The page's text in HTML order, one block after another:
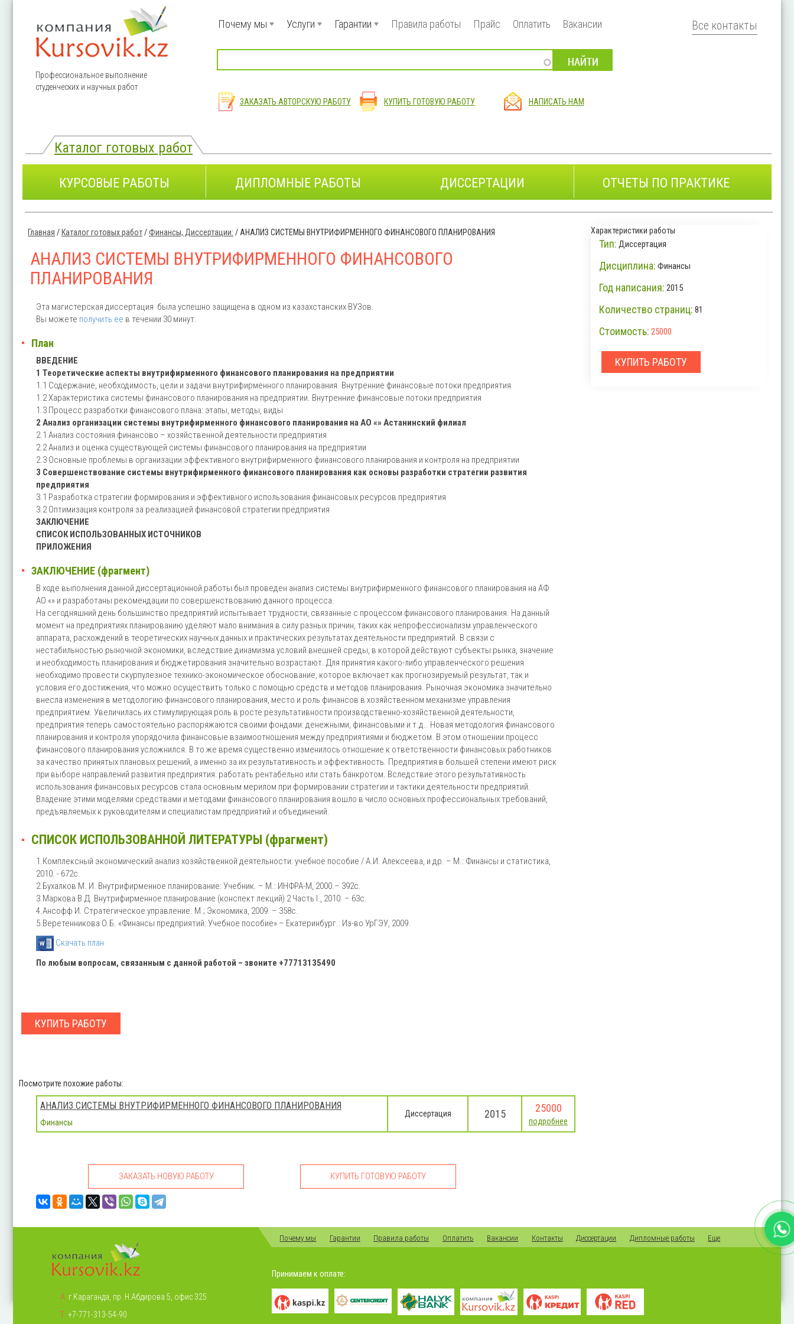
Профессиональное выполнение
студенческих и научных работ
Почему мы Услуги Гарантии Правила работы Прайс Оплатить Вакансии
ЗАКАЗАТЬ АВТОРСКУЮ РАБОТУ КУПИТЬ ГОТОВУЮ РАБОТУ НАПИСАТЬ НАМ
Все контакты
Каталог готовых работ
КУРСОВЫЕ РАБОТЫ ДИПЛОМНЫЕ РАБОТЫ ДИССЕРТАЦИИ ОТЧЕТЫ ПО ПРАКТИКЕ
Главная / Каталог готовых работ/Финансы, Диссертации: / АНАЛИЗ СИСТЕМЫ ВНУТРИФИРМЕННОГО ФИНАНСОВОГО ПЛАНИРОВАНИЯ
АНАЛИЗ СИСТЕМЫ ВНУТРИФИРМЕННОГО ФИНАНСОВОГО
ПЛАНИРОВАНИЯ
Эта магистерская диссертация была успешно защищена в одном из казахстанских ВУЗов.
Вы можете получить ее в течении 30 минут.
План
ВВЕДЕНИЕ
1 Теоретические аспекты внутрифирменного финансового планирования на предприятии
1.1 Содержание, необходимость, цели и задачи внутрифирменного планирования. Внутренние финансовые потоки предприятия
1.2 Характеристика системы финансового планирования на предприятии. Внутренние финансовые потоки предприятия
1.3 Процесс разработки финансового плана: этапы, методы, виды
2 Анализ организации системы внутрифирменного финансового планирования на АО «» Астанинский филиал
2.1 Анализ состояния финансово – хозяйственной деятельности предприятия
2.2 Анализ и оценка существующей системы финансового планирования на предприятии
2.3 Основные проблемы в организации эффективного внутрифирменного финансового планирования и контроля на предприятии
3 Совершенствование системы внутрифирменного финансового планирования как основы разработки стратегии развития
предприятия
3.1 Разработка стратегии формирования и эффективного использования финансовых ресурсов предприятия
3.2 Оптимизация контроля за реализацией финансовой стратегии предприятия
ЗАКЛЮЧЕНИЕ
СПИСОК ИСПОЛЬЗОВАННЫХ ИСТОЧНИКОВ
ПРИЛОЖЕНИЯ
ЗАКЛЮЧЕНИЕ (фрагмент)
В ходе выполнения данной диссертационной работы был проведен анализ системы внутрифирменного финансового планирования на АФ
АО «» и разработаны рекомендации по совершенствованию данного процесса.
На сегодняшний день большинство предприятий испытывает трудности, связанные с процессом финансового планирования. На данный
момент на предприятиях планированию уделяют мало внимания в силу разных причин, таких как непрофессионализм управленческого
аппарата, расхождений в теоретических научных данных и практических результатах деятельности предприятий. В связи с
нестабильностью рыночной экономики, вследствие динамизма условий внешней среды, в которой действуют субъекты рынка, значение
и необходимость планирования и бюджетирования значительно возрастают. Для принятия какого-либо управленческого решения
необходимо провести скурпулезное технико-экономическое обоснование, которое включает как прогнозируемый результат, так и
условия его достижения, что можно осуществить только с помощью средств и методов планирования. Рыночная экономика значительно
внесла изменения в методологию финансового планирования, место и роль финансов в хозяйственном механизме управления
предприятием. Увеличилась их стимулирующая роль в росте результативности производственно-хозяйственной деятельности,
предприятия теперь самостоятельно распоряжаются своими фондами: денежными, финансовыми и т.д.. Новая методология финансового
планирования и контроля упорядочила финансовые взаимоотношения между предприятиями и бюджетом. В этом отношении процесс
финансового планирования усложнился. В то же время существенно изменилось отношение к ответственности финансовых работников
за качество принятых плановых решений, а именно за их результативность и эффективность. Предприятия в большей степени имеют риск
при выборе направлений развития предприятия: работать рентабельно или стать банкротом. Вследствие этого результативность
использования финансовых ресурсов стала основным мерилом при формировании стратегии и тактики деятельности предприятий.
Владение этими моделями средствами и методами финансового планирования вошло в число основных профессиональных требований,
предъявляемых к руководителям и специалистам предприятий и объединений.
СПИСОК ИСПОЛЬЗОВАННОЙ ЛИТЕРАТУРЫ (фрагмент)
1.Комплексный экономический анализ хозяйственной деятельности: учебное пособие / А.И. Алексеева, и др. – М.: Финансы и статистика,
2010. - 672с.
2.Бухалков М. И. Внутрифирменное планирование: Учебник. – М.: ИНФРА-М, 2000.– 392с.
3.Маркова В.Д. Внутрифирменное планирование (конспект лекций) 2 Часть I., 2010. – 63с.
4.Ансофф И. Стратегическое управление. М.; Экономика, 2009. – 358с.
5.Веретенникова О.Б. «Финансы предприятий: Учебное пособие» – Екатеринбург.: Из-во УрГЭУ, 2009.
Скачать план
По любым вопросам, связанным с данной работой – звоните +77713135490
КУПИТЬ РАБОТУ
Посмотрите похожие работы:
АНАЛИЗ СИСТЕМЫ ВНУТРИФИРМЕННОГО ФИНАНСОВОГО ПЛАНИРОВАНИЯ
Финансы
Диссертация 2015 25000
подробнее
ЗАКАЗАТЬ НОВУЮ РАБОТУ КУПИТЬ ГОТОВУЮ РАБОТУ
Характеристики работы
Тип: Диссертация
Дисциплина: Финансы
Год написания: 2015
Количество страниц: 81
Стоимость: 25000
КУПИТЬ РАБОТУ
А: г.Караганда, пр. Н.Абдирова 5, офис 325
Т: +7-771-313-54-90
Почему мы Гарантии Правила работы Оплатить Вакансии Контакты Диссертации Дипломные работы Еще
Принимаем к оплате: